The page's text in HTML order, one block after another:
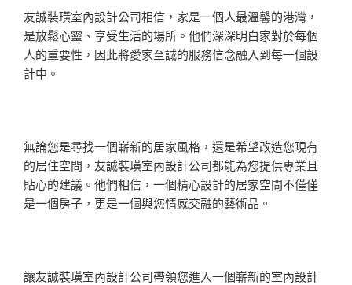
友誠裝璜室內設計公司相信，家是一個人最溫馨的港灣，
是放鬆心靈、享受生活的場所。他們深深明白家對於每個
人的重要性，因此將愛家至誠的服務信念融入到每一個設
計中。
無論您是尋找一個嶄新的居家風格，還是希望改造您現有
的居住空間，友誠裝璜室內設計公司都能為您提供專業且
貼心的建議。他們相信，一個精心設計的居家空間不僅僅
是一個房子，更是一個與您情感交融的藝術品。
讓友誠裝璜室內設計公司帶領您進入一個嶄新的室內設計